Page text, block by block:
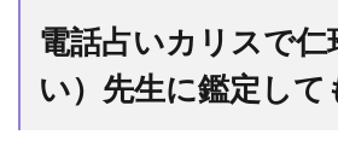
電話占いカリスで仁
い）先生に鑑定して